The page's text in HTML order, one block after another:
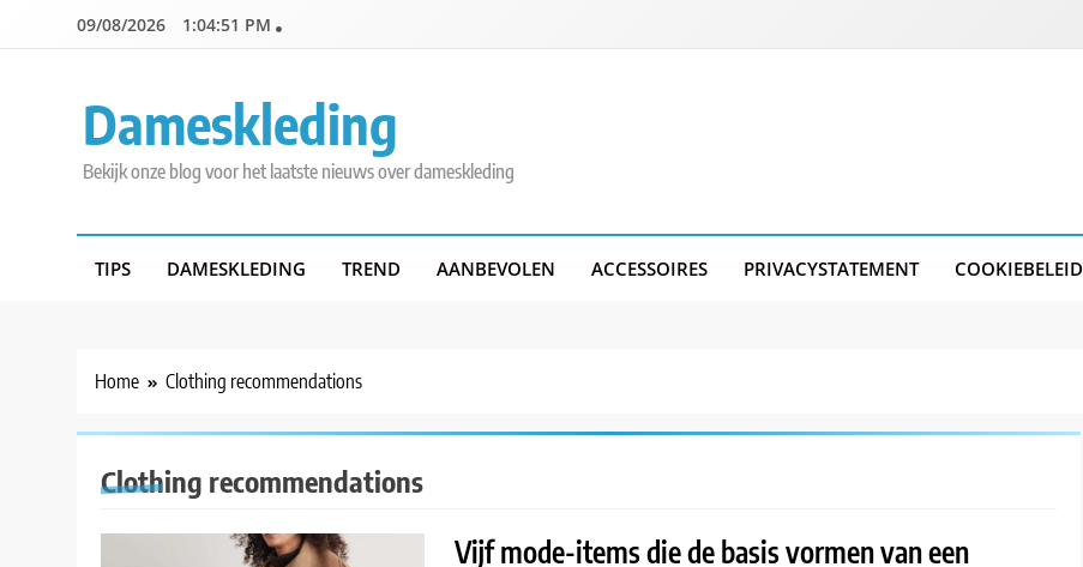
09/08/2026 1:04:51 PM
Dameskleding
Bekijk onze blog voor het laatste nieuws over dameskleding
TIPS DAMESKLEDING TREND AANBEVOLEN ACCESSOIRES PRIVACYSTATEMENT COOKIEBELEID
Home Clothing recommendations
Clothing recommendations
Vijf mode-items die de basis vormen van een